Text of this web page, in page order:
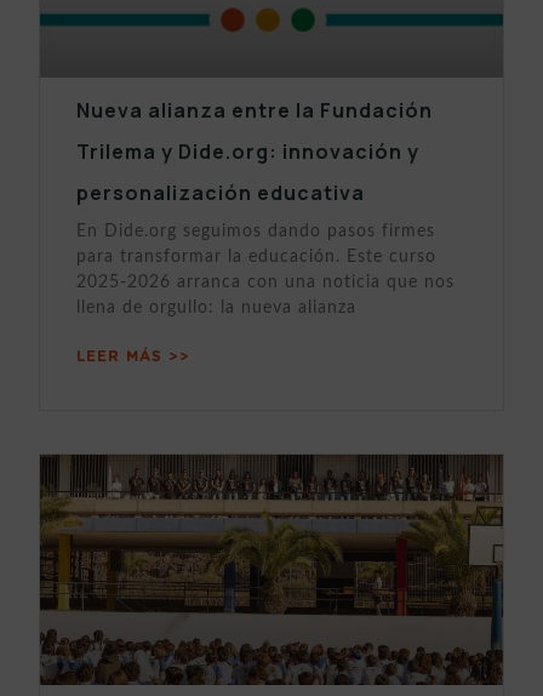
Nueva alianza entre la Fundación
Trilema y Dide.org: innovación y
personalización educativa
En Dide.org seguimos dando pasos firmes
para transformar la educación. Este curso
2025-2026 arranca con una noticia que nos
llena de orgullo: la nueva alianza
LEER MÁS >>